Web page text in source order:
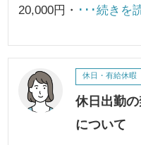
20,000円・ ･･･続きを
休日出勤
について
休日・有給休暇